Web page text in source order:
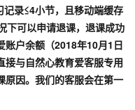
录≤4小节，且移动端缓存
下可以申请退课，退课成功
账户余额（2018年10月1日
接与自然心教育爱客服专用
原因。我们的客服会在第一